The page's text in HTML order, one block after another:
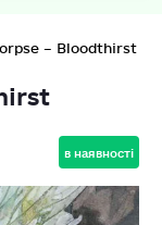
– Bloodthirst
в наявності